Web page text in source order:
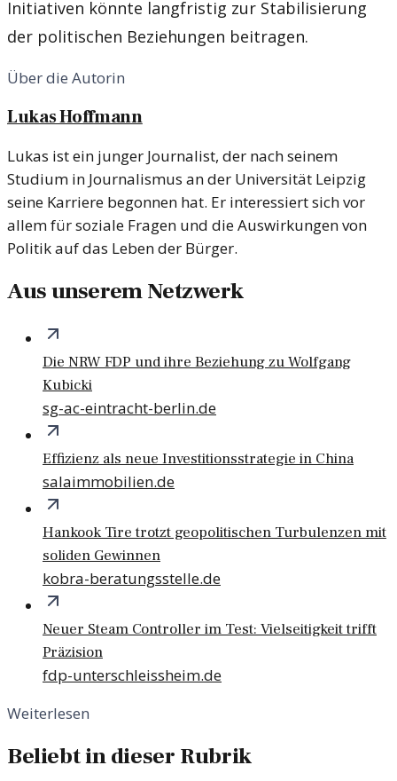
Initiativen könnte langfristig zur Stabilisierung
der politischen Beziehungen beitragen.
Über die Autorin
Lukas Hoffmann
Lukas ist ein junger Journalist, der nach seinem
Studium in Journalismus an der Universität Leipzig
seine Karriere begonnen hat. Er interessiert sich vor
allem für soziale Fragen und die Auswirkungen von
Politik auf das Leben der Bürger.
Aus unserem Netzwerk
Die NRW FDP und ihre Beziehung zu Wolfgang
Kubicki
sg-ac-eintracht-berlin.de
Effizienz als neue Investitionsstrategie in China
salaimmobilien.de
Hankook Tire trotzt geopolitischen Turbulenzen mit
soliden Gewinnen
kobra-beratungsstelle.de
Neuer Steam Controller im Test: Vielseitigkeit trifft
Präzision
fdp-unterschleissheim.de
Weiterlesen
Beliebt in dieser Rubrik